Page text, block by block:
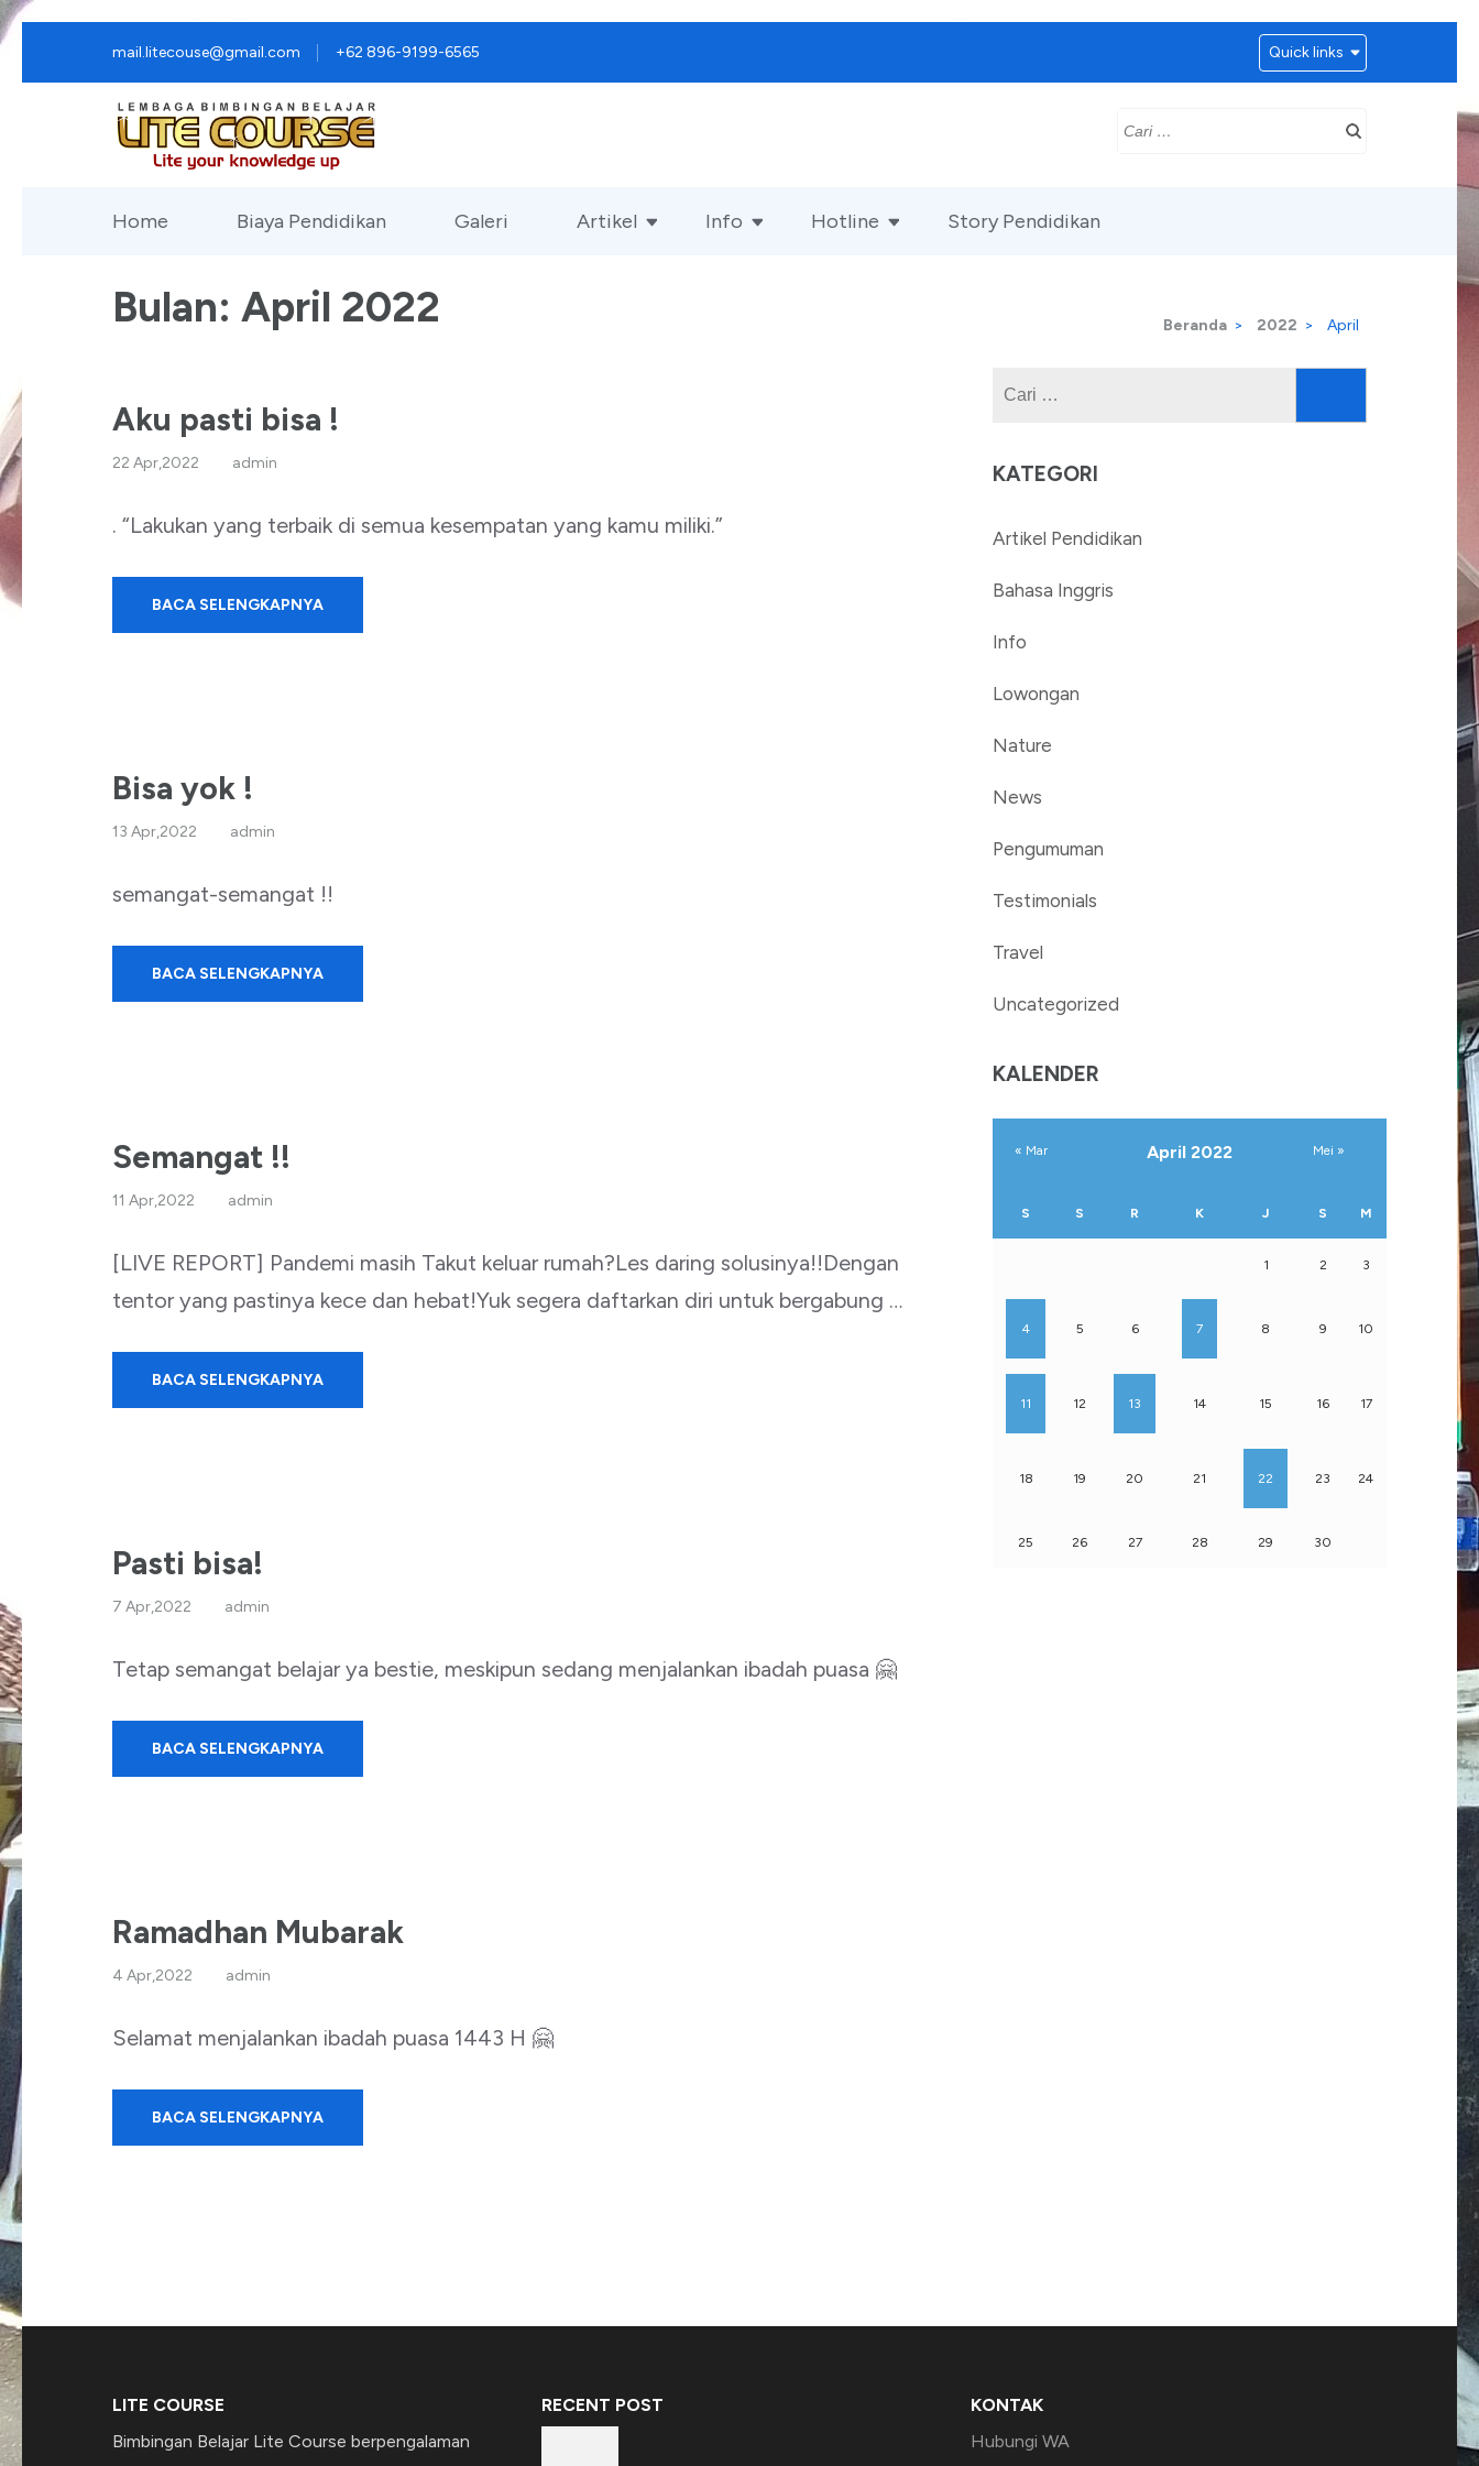
ke
mail.litecouse@gmail.com +62 896-9199-6565 Quick links
Cari
Home Biaya Pendidikan Galeri Artikel Info Hotline Story Pendidikan
Bulan: April 2022 Beranda > 2022 > April
Aku pasti bisa !
22 Apr,2022 admin
. “Lakukan yang terbaik di semua kesempatan yang kamu miliki.”
BACA SELENGKAPNYA
Bisa yok !
13 Apr,2022 admin
semangat-semangat !!
BACA SELENGKAPNYA
Semangat !!
11 Apr,2022 admin
[LIVE REPORT] Pandemi masih Takut keluar rumah?Les daring solusinya!!Dengan
tentor yang pastinya kece dan hebat!Yuk segera daftarkan diri untuk bergabung …
BACA SELENGKAPNYA
Pasti bisa!
7 Apr,2022 admin
Tetap semangat belajar ya bestie, meskipun sedang menjalankan ibadah puasa 🤗
BACA SELENGKAPNYA
Ramadhan Mubarak
4 Apr,2022 admin
Selamat menjalankan ibadah puasa 1443 H 🤗
BACA SELENGKAPNYA
untuk:
KATEGORI
Artikel Pendidikan
Bahasa Inggris
Info
Lowongan
Nature
News
Pengumuman
Testimonials
Travel
Uncategorized
KALENDER
April 2022
S S R K J S M
1 2 3
4 5 6 7 8 9 10
11 12 13 14 15 16 17
18 19 20 21 22 23 24
25 26 27 28 29 30
« Mar Mei »
LITE COURSE
Bimbingan Belajar Lite Course berpengalaman
RECENT POST
KONTAK
Hubungi WA